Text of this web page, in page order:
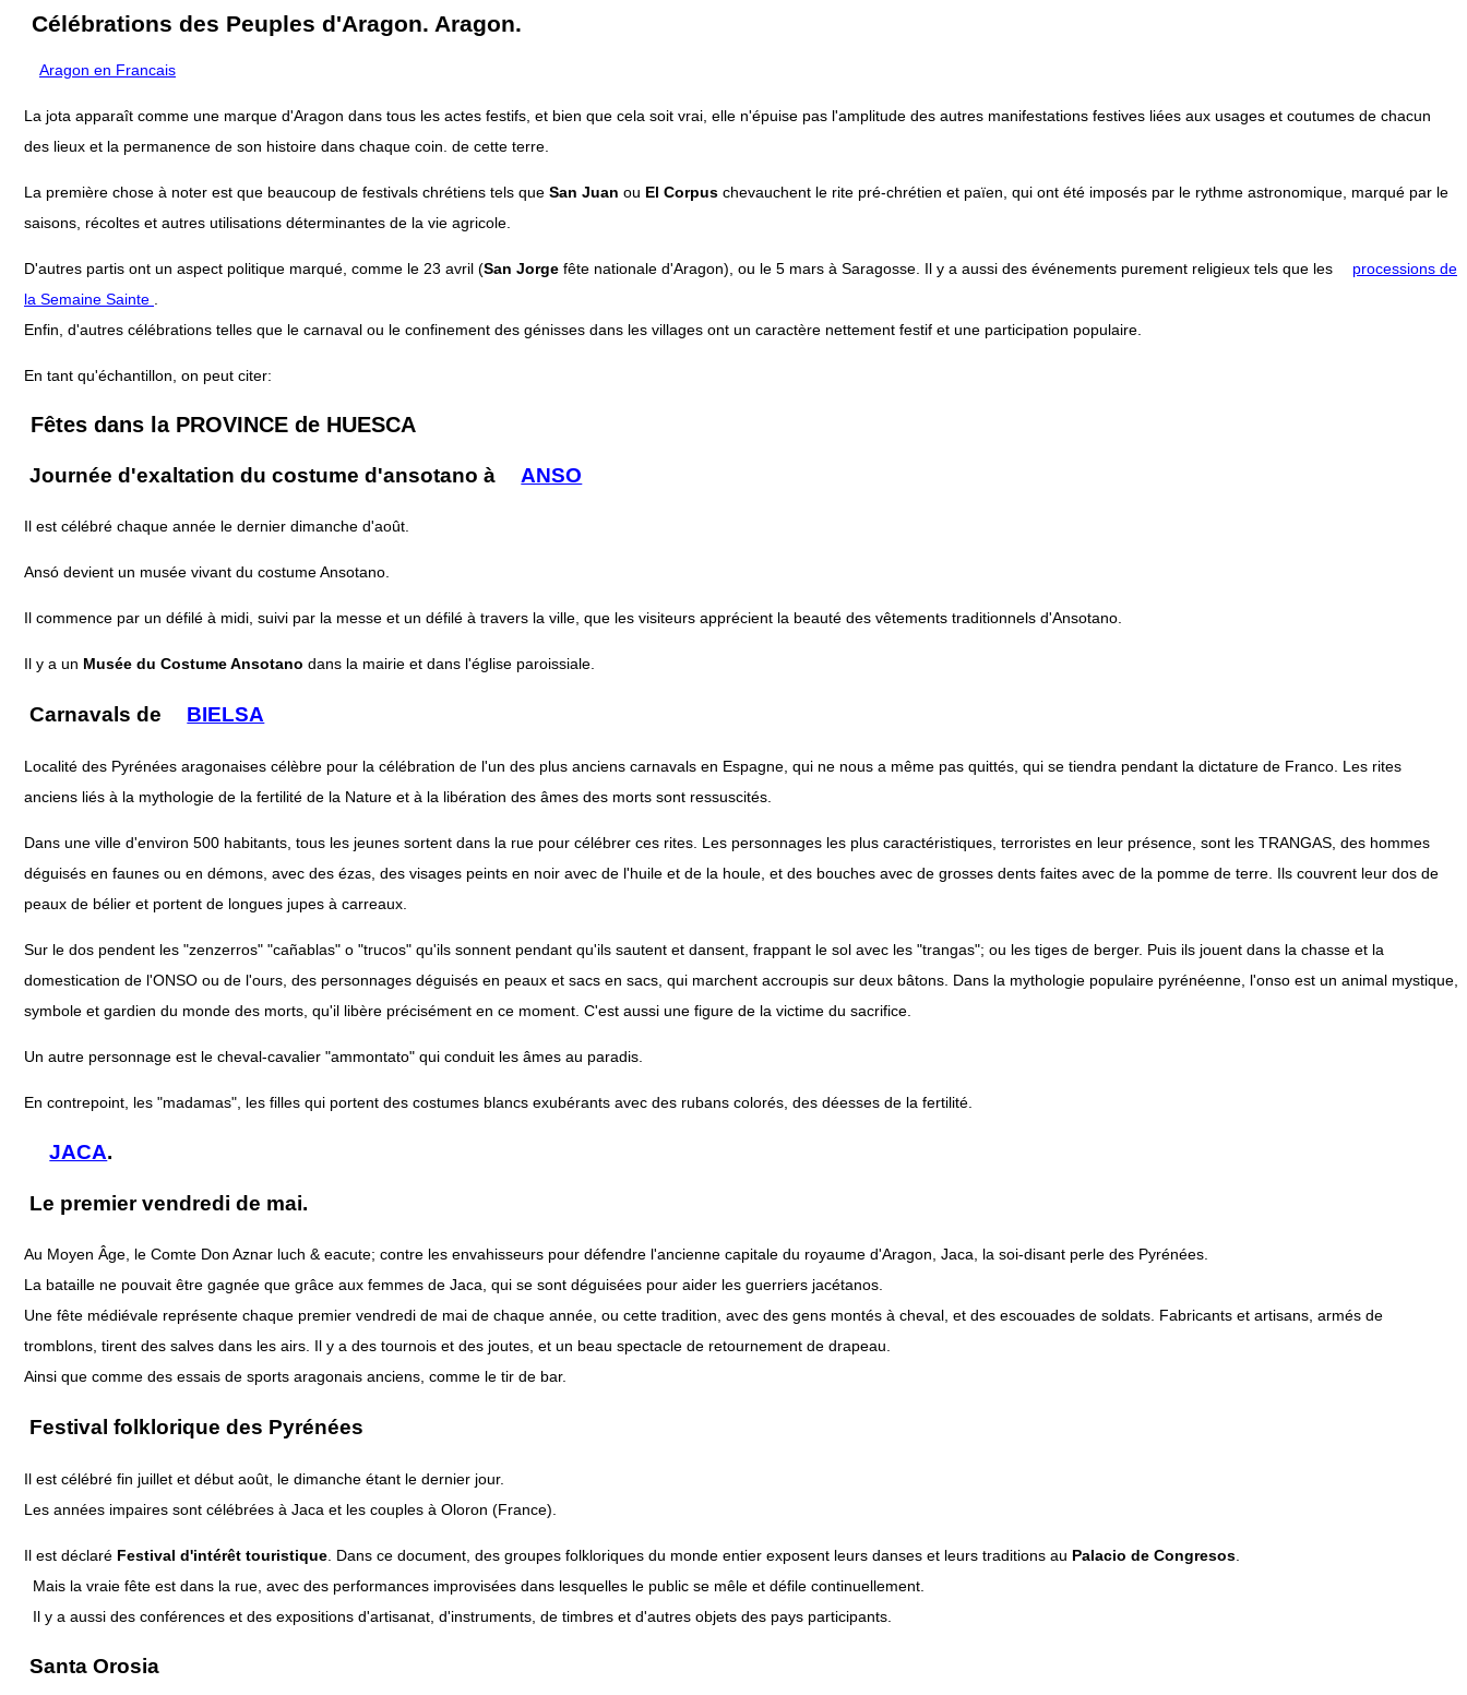
Célébrations des Peuples d'Aragon. Aragon.
Aragon en Francais
La jota apparaît comme une marque d'Aragon dans tous les actes festifs, et bien que cela soit vrai, elle n'épuise pas l'amplitude des autres manifestations festives liées aux usages et coutumes de chacun
des lieux et la permanence de son histoire dans chaque coin. de cette terre.
La première chose à noter est que beaucoup de festivals chrétiens tels que San Juan ou El Corpus chevauchent le rite pré-chrétien et païen, qui ont été imposés par le rythme astronomique, marqué par le
saisons, récoltes et autres utilisations déterminantes de la vie agricole.
D'autres partis ont un aspect politique marqué, comme le 23 avril (San Jorge fête nationale d'Aragon), ou le 5 mars à Saragosse. Il y a aussi des événements purement religieux tels que les
processions de
la Semaine Sainte .
Enfin, d'autres célébrations telles que le carnaval ou le confinement des génisses dans les villages ont un caractère nettement festif et une participation populaire.
En tant qu'échantillon, on peut citer:
Fêtes dans la PROVINCE de HUESCA
Journée d'exaltation du costume d'ansotano à ANSO
Il est célébré chaque année le dernier dimanche d'août.
Ansó devient un musée vivant du costume Ansotano.
Il commence par un défilé à midi, suivi par la messe et un défilé à travers la ville, que les visiteurs apprécient la beauté des vêtements traditionnels d'Ansotano.
Il y a un Musée du Costume Ansotano dans la mairie et dans l'église paroissiale.
Carnavals de BIELSA
Localité des Pyrénées aragonaises célèbre pour la célébration de l'un des plus anciens carnavals en Espagne, qui ne nous a même pas quittés, qui se tiendra pendant la dictature de Franco. Les rites
anciens liés à la mythologie de la fertilité de la Nature et à la libération des âmes des morts sont ressuscités.
Dans une ville d'environ 500 habitants, tous les jeunes sortent dans la rue pour célébrer ces rites. Les personnages les plus caractéristiques, terroristes en leur présence, sont les TRANGAS, des hommes
déguisés en faunes ou en démons, avec des ézas, des visages peints en noir avec de l'huile et de la houle, et des bouches avec de grosses dents faites avec de la pomme de terre. Ils couvrent leur dos de
peaux de bélier et portent de longues jupes à carreaux.
Sur le dos pendent les "zenzerros" "cañablas" o "trucos" qu'ils sonnent pendant qu'ils sautent et dansent, frappant le sol avec les "trangas"; ou les tiges de berger. Puis ils jouent dans la chasse et la
domestication de l'ONSO ou de l'ours, des personnages déguisés en peaux et sacs en sacs, qui marchent accroupis sur deux bâtons. Dans la mythologie populaire pyrénéenne, l'onso est un animal mystique,
symbole et gardien du monde des morts, qu'il libère précisément en ce moment. C'est aussi une figure de la victime du sacrifice.
Un autre personnage est le cheval-cavalier "ammontato" qui conduit les âmes au paradis.
En contrepoint, les "madamas", les filles qui portent des costumes blancs exubérants avec des rubans colorés, des déesses de la fertilité.
JACA.
Le premier vendredi de mai.
Au Moyen Âge, le Comte Don Aznar luch & eacute; contre les envahisseurs pour défendre l'ancienne capitale du royaume d'Aragon, Jaca, la soi-disant perle des Pyrénées.
La bataille ne pouvait être gagnée que grâce aux femmes de Jaca, qui se sont déguisées pour aider les guerriers jacétanos.
Une fête médiévale représente chaque premier vendredi de mai de chaque année, ou cette tradition, avec des gens montés à cheval, et des escouades de soldats. Fabricants et artisans, armés de
tromblons, tirent des salves dans les airs. Il y a des tournois et des joutes, et un beau spectacle de retournement de drapeau.
Ainsi que comme des essais de sports aragonais anciens, comme le tir de bar.
Festival folklorique des Pyrénées
Il est célébré fin juillet et début août, le dimanche étant le dernier jour.
Les années impaires sont célébrées à Jaca et les couples à Oloron (France).
Il est déclaré Festival d'intérêt touristique . Dans ce document, des groupes folkloriques du monde entier exposent leurs danses et leurs traditions au Palacio de Congresos
Mais la vraie fête est dans la rue, avec des performances improvisées dans lesquelles le public se mêle et défile continuellement.
Il y a aussi des conférences et des expositions d'artisanat, d'instruments, de timbres et d'autres objets des pays participants.
Santa Orosia